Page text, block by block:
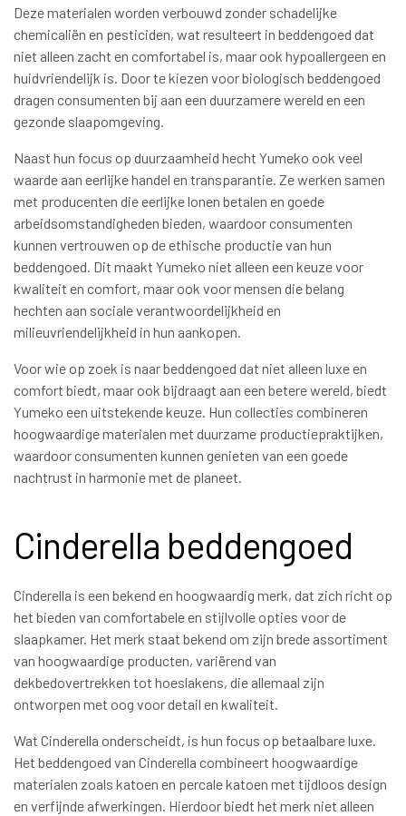
Deze materialen worden verbouwd zonder schadelijke
chemicaliën en pesticiden, wat resulteert in beddengoed dat
niet alleen zacht en comfortabel is, maar ook hypoallergeen en
huidvriendelijk is. Door te kiezen voor biologisch beddengoed
dragen consumenten bij aan een duurzamere wereld en een
gezonde slaapomgeving.
Naast hun focus op duurzaamheid hecht Yumeko ook veel
waarde aan eerlijke handel en transparantie. Ze werken samen
met producenten die eerlijke lonen betalen en goede
arbeidsomstandigheden bieden, waardoor consumenten
kunnen vertrouwen op de ethische productie van hun
beddengoed. Dit maakt Yumeko niet alleen een keuze voor
kwaliteit en comfort, maar ook voor mensen die belang
hechten aan sociale verantwoordelijkheid en
milieuvriendelijkheid in hun aankopen.
Voor wie op zoek is naar beddengoed dat niet alleen luxe en
comfort biedt, maar ook bijdraagt aan een betere wereld, biedt
Yumeko een uitstekende keuze. Hun collecties combineren
hoogwaardige materialen met duurzame productiepraktijken,
waardoor consumenten kunnen genieten van een goede
nachtrust in harmonie met de planeet.
Cinderella beddengoed
Cinderella is een bekend en hoogwaardig merk, dat zich richt op
het bieden van comfortabele en stijlvolle opties voor de
slaapkamer. Het merk staat bekend om zijn brede assortiment
van hoogwaardige producten, variërend van
dekbedovertrekken tot hoeslakens, die allemaal zijn
ontworpen met oog voor detail en kwaliteit.
Wat Cinderella onderscheidt, is hun focus op betaalbare luxe.
Het beddengoed van Cinderella combineert hoogwaardige
materialen zoals katoen en percale katoen met tijdloos design
en verfijnde afwerkingen. Hierdoor biedt het merk niet alleen